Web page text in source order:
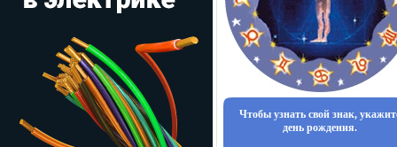
Чтобы узнать свой знак,
день рождения.